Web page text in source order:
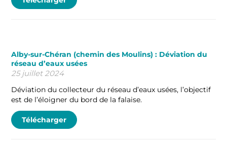
Alby-sur-Chéran (chemin des Moulins) : Déviation du
réseau d’eaux usées
25 juillet 2024
Déviation du collecteur du réseau d’eaux usées, l’objectif
est de l’éloigner du bord de la falaise.
Télécharger